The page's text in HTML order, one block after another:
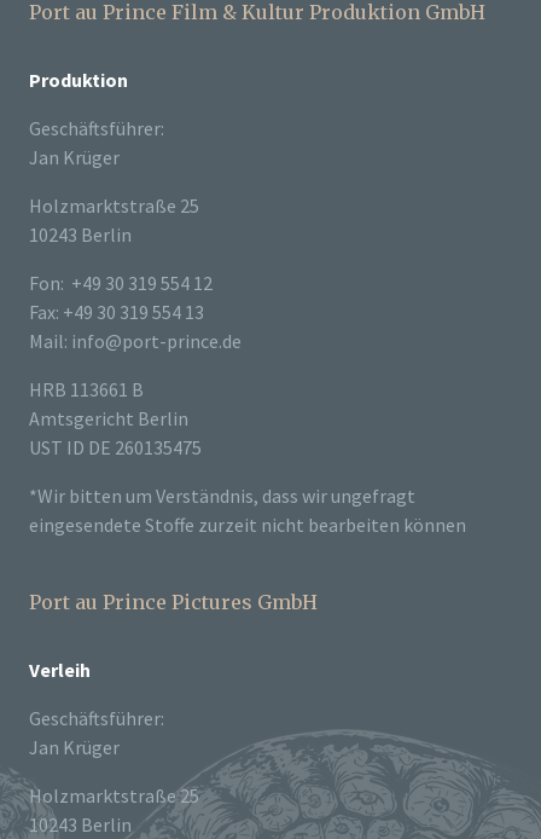
Port au Prince Film & Kultur Produktion GmbH
Produktion
Geschäftsführer:
Jan Krüger
Holzmarktstraße 25
10243 Berlin
Fon: +49 30 319 554 12
Fax: +49 30 319 554 13
Mail: info@port-prince.de
HRB 113661 B
Amtsgericht Berlin
UST ID DE 260135475
*Wir bitten um Verständnis, dass wir ungefragt
eingesendete Stoffe zurzeit nicht bearbeiten können
Port au Prince Pictures GmbH
Verleih
Geschäftsführer:
Jan Krüger
Holzmarktstraße 25
10243 Berlin